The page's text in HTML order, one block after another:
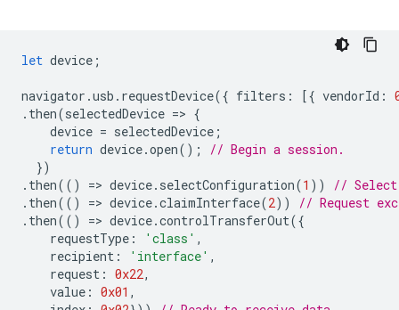
let device ;
navigator .usb . requestDevice({ filters : [{ vendorId :
. then(selectedDevice => {
device = selectedDevice ;
return device.open();
// Begin a session.
})
. then(() => device. selectConfiguration(1 ))
//
. then(() => device.claimInterface(2))
// Request
. then(() => device.controlTransferOut({
requestType : 'class' ,
recipient : 'interface' ,
request : 0x22,
value : 0x01 ,